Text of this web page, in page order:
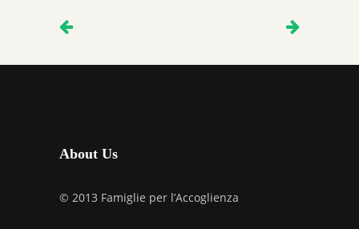
About Us
© 2013 Famiglie per l’Accoglienza